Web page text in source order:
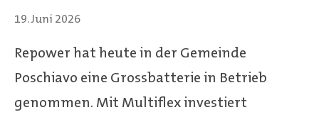
19. Juni 2026
Repower hat heute in der Gemeinde
Poschiavo eine Grossbatterie in Betrieb
genommen. Mit Multiflex investiert